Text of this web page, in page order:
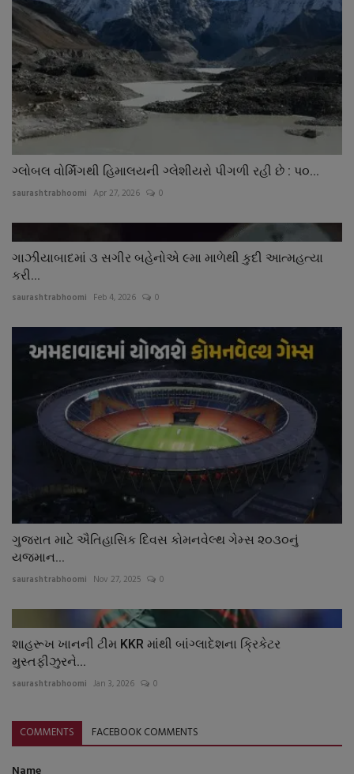
ગ્લોબલ વોર્મિંગથી હિમાલયની ગ્લેશીયરો પીગળી રહી છે : પ૦...
saurashtrabhoomi Apr 27, 2026 0
ગાઝીયાબાદમાં ૩ સગીર બહેનોએ ૯મા માળેથી કુદી આત્મહત્યા
કરી...
saurashtrabhoomi Feb 4, 2026 0
ગુજરાત માટે ઐતિહાસિક દિવસ કોમનવેલ્થ ગેમ્સ ૨૦૩૦નું
યજમાન...
saurashtrabhoomi Nov 27, 2025 0
શાહરૂખ ખાનની ટીમ KKR માંથી બાંગ્લાદેશના ક્રિકેટર
મુસ્તફીઝુરને...
saurashtrabhoomi Jan 3, 2026 0
COMMENTS FACEBOOK COMMENTS